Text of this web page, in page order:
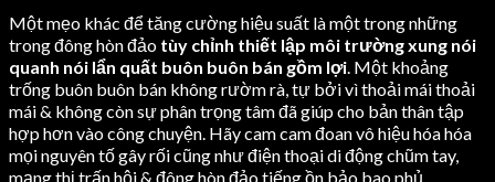
Một mẹo khác để tăng cường hiệu suất là một trong những
trong đông hòn đảo tùy chỉnh thiết lập môi trường xung nói
quanh nói lẩn quất buôn buôn bán gồm lợi. Một khoảng
trống buôn buôn bán không rườm rà, tự bởi vì thoải mái thoải
mái & không còn sự phân trọng tâm đã giúp cho bản thân tập
hợp hơn vào công chuyện. Hãy cam cam đoan vô hiệu hóa hóa
mọi nguyên tố gây rối cũng như điện thoại di động chũm tay,
mạng thị trấn hội & đông hòn đảo tiếng ồn bảo bao phủ.